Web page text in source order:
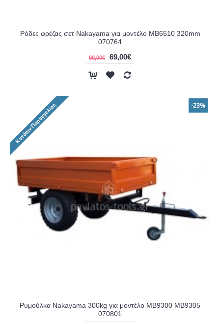
Ρόδες φρέζας σετ Nakayama για μοντέλο MB6510 320mm
070764
90,00€ 69,00€
-23%
Ρυμούλκα Nakayama 300kg για μοντέλο MB9300 MB9305
070801